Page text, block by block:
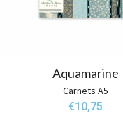
Aquamarine
Carnets A5
€10,75